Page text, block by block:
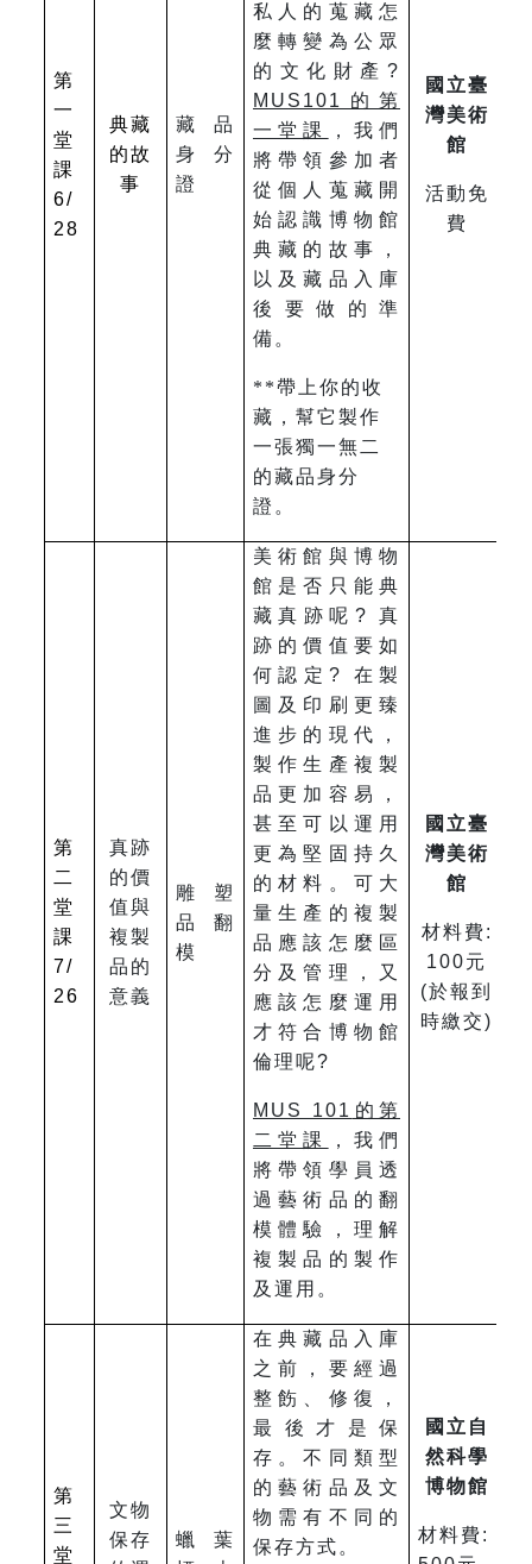
第
一
堂
課
6/
28
典藏
的故
事
藏品
身分
證
私人的蒐藏怎
麼轉變為公眾
的文化財產?
MUS101
的第
一堂課
，我們
將帶領參加者
從個人蒐藏開
始認識博物館
典藏的故事，
以及藏品入庫
後要做的準
備。
**帶上你的收
藏，幫它製作
一張獨一無二
的藏品身分
證。
國立臺
灣美術
館
活動免
費
第
二
堂
課
7/
26
真跡
的價
值與
複製
品的
意義
雕塑
品翻
模
美術館與博物
館是否只能典
藏真跡呢? 真
跡的價值要如
何認定? 在製
圖及印刷更臻
進步的現代，
製作生產複製
品更加容易，
甚至可以運用
更為堅固持久
的材料。可大
量生產的複製
品應該怎麼區
分及管理，又
應該怎麼運用
才符合博物館
倫理呢?
MUS 101 的第
二堂課
，我們
將帶領學員透
過藝術品的翻
模體驗，理解
複製品的製作
及運用。
國立臺
灣美術
館
材料費:
100元
(於報到
時繳交)
第
三
堂
文物
保存
蠟葉
在典藏品入庫
之前，要經過
整飭、修復，
最後才是保
存。不同類型
的藝術品及文
物需有不同的
保存方式。
國立自
然科學
博物館
材料費: